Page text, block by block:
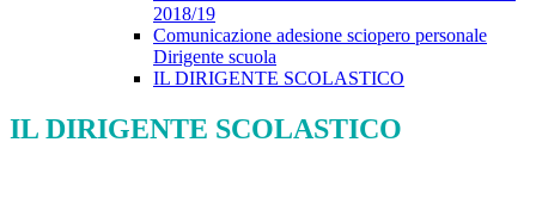
2018/19
Comunicazione adesione sciopero personale
Dirigente scuola
IL DIRIGENTE SCOLASTICO
IL DIRIGENTE SCOLASTICO